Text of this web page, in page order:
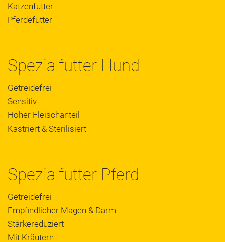
Katzenfutter
Pferdefutter
Spezialfutter Hund
Getreidefrei
Sensitiv
Hoher Fleischanteil
Kastriert & Sterilisiert
Spezialfutter Pferd
Getreidefrei
Empfindlicher Magen & Darm
Stärkereduziert
Mit Kräutern